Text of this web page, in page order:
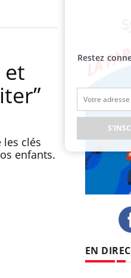
et
les clés
enfants.
EN
Restez